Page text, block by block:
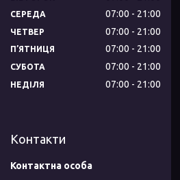
СЕРЕДА 07:00 21:00
ЧЕТВЕР 07:00 21:00
ПʼЯТНИЦЯ 07:00 21:00
СУБОТА 07:00 21:00
НЕДІЛЯ 07:00 21:00
Контакти